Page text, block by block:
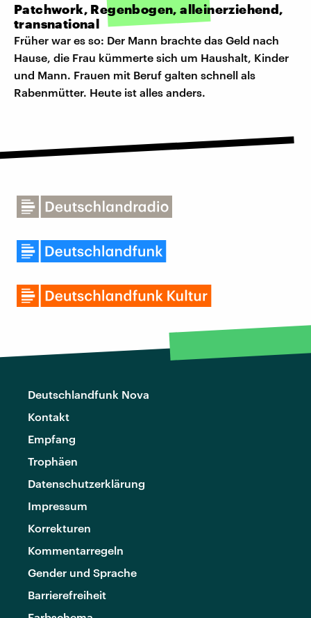
Patchwork, Regenbogen, alleinerziehend,
transnational
Früher war es so: Der Mann brachte das Geld nach
Hause, die Frau kümmerte sich um Haushalt, Kinder
und Mann. Frauen mit Beruf galten schnell als
Rabenmütter. Heute ist alles anders.
Deutschlandfunk Nova
Kontakt
Empfang
Trophäen
Datenschutzerklärung
Impressum
Korrekturen
Kommentarregeln
Gender und Sprache
Barrierefreiheit